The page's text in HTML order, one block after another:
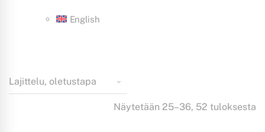
English
Näytetään 25–36, 52 tuloksesta